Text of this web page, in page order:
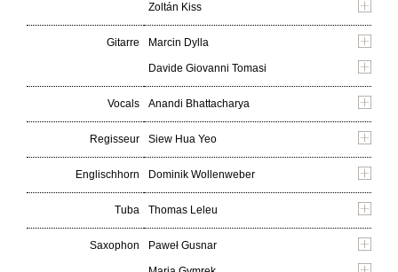
Zoltán Kiss
Gitarre Marcin Dylla
Davide Giovanni Tomasi
Vocals Anandi Bhattacharya
Regisseur Siew Hua Yeo
Englischhorn Dominik Wollenweber
Tuba Thomas Leleu
Saxophon Paweł Gusnar